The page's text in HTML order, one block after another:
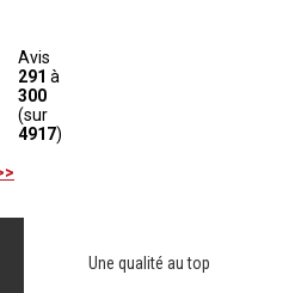
Avis
291 à
300
(sur
4917)
Une qualité au top